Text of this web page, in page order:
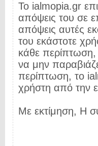
Το ialmopia.gr
απόψεις του σε
απόψεις αυτές
του εκάστοτε
κάθε περίπτωση,
να μην
περίπτωση, το
χρήστη από την
Με εκτίμηση, Η